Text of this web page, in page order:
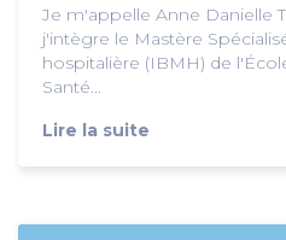
Je m'appelle Anne Danielle
j'intègre le Mastère
hospitalière (IBMH) de
Santé...
Lire la suite